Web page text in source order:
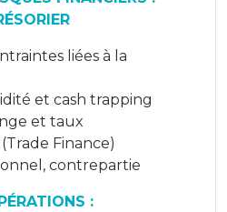
liées à la
et cash trapping
et taux
Finance)
contrepartie
: